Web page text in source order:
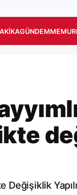
GÜNDEM
Değişiklik